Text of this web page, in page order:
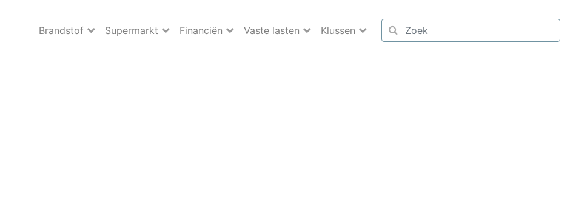
Brandstof Supermarkt Financiën Vaste lasten Klussen